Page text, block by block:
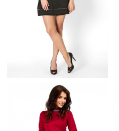
CZARNA SUKIENKA
TRAPEZOWA DŁUGI
RĘKAW